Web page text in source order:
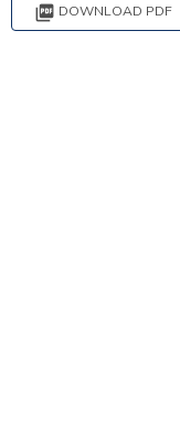
 DOWNLOAD PDF